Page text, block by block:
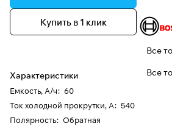
Купить в 1 клик
Характеристики
Емкость, А/ч: 60
Ток холодной прокрутки, А: 540
Полярность: Обратная
Все
Все